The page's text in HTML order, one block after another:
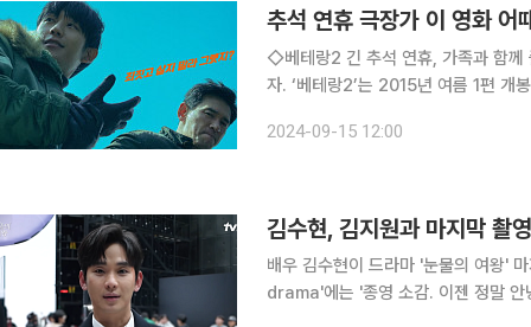
추석 연휴 극장가 이 영화
◇베테랑2 긴 추석 연휴, 가족과 함께 즐길 수 있는 영화를 찾는다면 2편으로 돌아온 ‘베테랑’을 보
자. ‘베테랑2’는 2015년 여름 1편 개봉 이후 9년 만에 나오는 시리즈로, 13일 개봉됐다. 베테랑 형
성이 있음을 알고 단서를 추적하며 수
2024-09-15 12:00
김수현, 김지원과 마지막 촬
배우 김수현이 드라마 '눈물의 여왕' 마지막 촬
drama'에는 '종영 소감. 이젠 정말 안